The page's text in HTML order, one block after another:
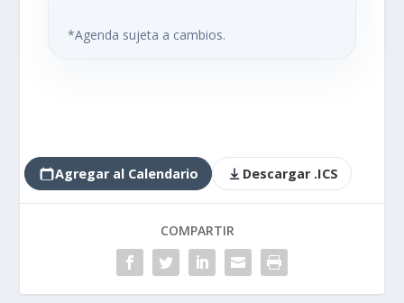
*Agenda sujeta a cambios.
Agregar al Calendario Descargar .ICS
COMPARTIR